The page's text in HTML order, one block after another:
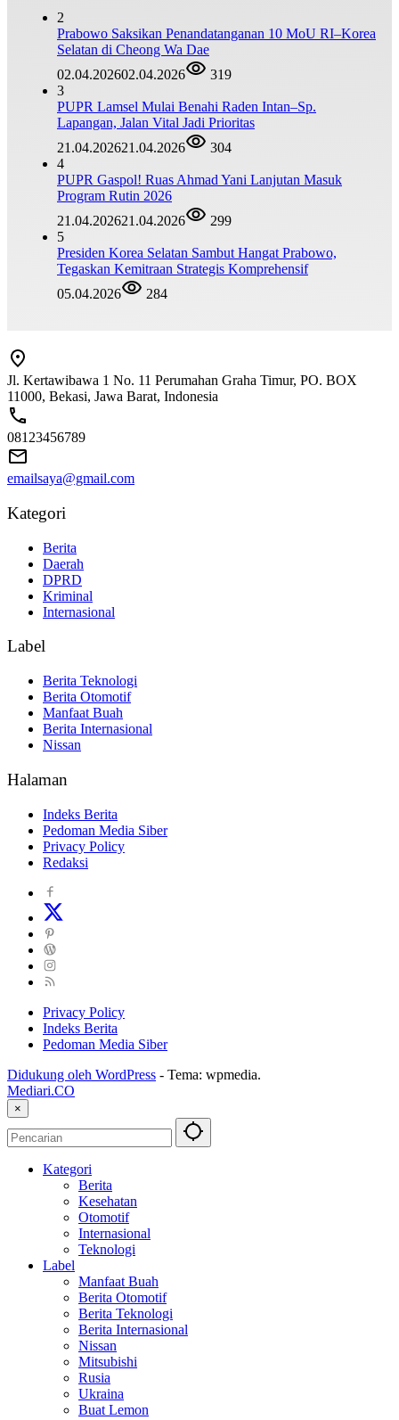
2
Prabowo Saksikan Penandatanganan 10 MoU RI–Korea
Selatan di Cheong Wa Dae
02.04.202602.04.2026
319
3
‎PUPR Lamsel Mulai Benahi Raden Intan–Sp.
Lapangan, Jalan Vital Jadi Prioritas
21.04.202621.04.2026
304
4
‎PUPR Gaspol! Ruas Ahmad Yani Lanjutan Masuk
Program Rutin 2026
21.04.202621.04.2026
299
5
Presiden Korea Selatan Sambut Hangat Prabowo,
Tegaskan Kemitraan Strategis Komprehensif
05.04.2026
284
Jl. Kertawibawa 1 No. 11 Perumahan Graha Timur, PO. BOX
11000, Bekasi, Jawa Barat, Indonesia
08123456789
emailsaya@gmail.com
Kategori
Berita
Daerah
DPRD
Kriminal
Internasional
Label
Berita Teknologi
Berita Otomotif
Manfaat Buah
Berita Internasional
Nissan
Halaman
Indeks Berita
Pedoman Media Siber
Privacy Policy
Redaksi
Privacy Policy
Indeks Berita
Pedoman Media Siber
Didukung oleh WordPress - Tema: wpmedia.
Mediari.CO
×
Kategori
Berita
Kesehatan
Otomotif
Internasional
Teknologi
Label
Manfaat Buah
Berita Otomotif
Berita Teknologi
Berita Internasional
Nissan
Mitsubishi
Rusia
Ukraina
Buat Lemon